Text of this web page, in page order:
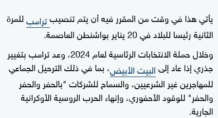
يأتي هذا في وقت من المقرر فيه أن يتم تنصيبترامبللمرة
الثانية رئيسا للبلاد في 20 يناير بواشنطن العاصمة.
وخلال حملة الانتخابات الرئاسية لعام 2024، وعد ترامب بتغيير
جذري إذا عاد إلىالبيت الأبيض، بما في ذلك الترحيل الجماعي
للمهاجرين غير الشرعيين، والسماح للشركات "بالحفر والحفر
والحفر" للوقود الأحفوري، وإنهاء الحرب الروسية الأوكرانية
الجارية.